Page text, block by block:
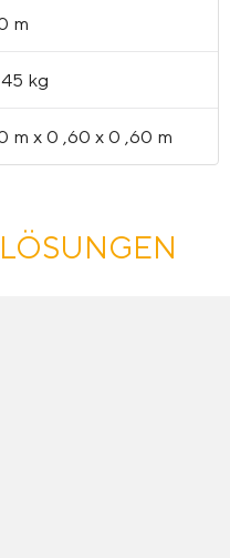
m
kg
m x 0 ,60 x 0 ,60 m